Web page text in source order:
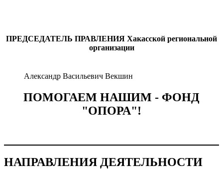
ПРЕДСЕДАТЕЛЬ ПРАВЛЕНИЯ Хакасской региональной
организации
Александр Васильевич Векшин
ПОМОГАЕМ НАШИМ - ФОНД
"ОПОРА"!
НАПРАВЛЕНИЯ ДЕЯТЕЛЬНОСТИ